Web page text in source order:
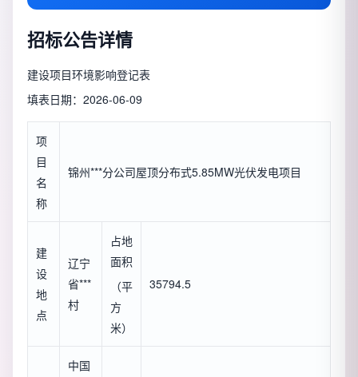
招标公告详情
建设项目环境影响登记表
填表日期：2026-06-09
项
目
名
称
锦州***分公司屋顶分布式5.85MW光伏发电项目
建
设
地
点
辽宁
省***
村
占地
面积
（平
方
米）
35794.5
中国